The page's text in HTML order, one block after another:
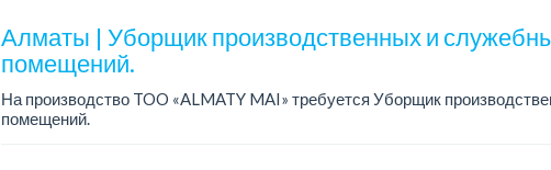
Алматы | Уборщик производственных и
помещений.
На производство TOO «ALMATY MAI» требуется Уборщик
помещений.